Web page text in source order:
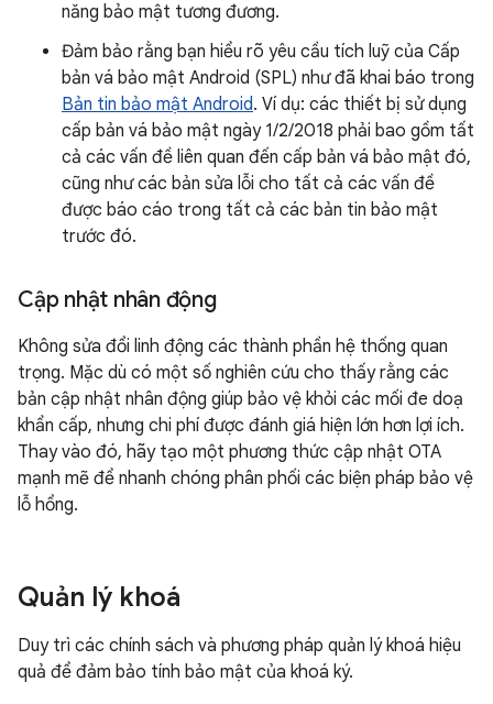
năng bảo mật tương đương.
Đảm bảo rằng bạn hiểu rõ yêu cầu tích luỹ của Cấp
bản vá bảo mật Android (SPL) như đã khai báo trong
Bản tin bảo mật Android. Ví dụ: các thiết bị sử dụng
cấp bản vá bảo mật ngày 1/2/2018 phải bao gồm tất
cả các vấn đề liên quan đến cấp bản vá bảo mật đó,
cũng như các bản sửa lỗi cho tất cả các vấn đề
được báo cáo trong tất cả các bản tin bảo mật
trước đó.
Cập nhật nhân động
Không sửa đổi linh động các thành phần hệ thống quan
trọng. Mặc dù có một số nghiên cứu cho thấy rằng các
bản cập nhật nhân động giúp bảo vệ khỏi các mối đe doạ
khẩn cấp, nhưng chi phí được đánh giá hiện lớn hơn lợi ích.
Thay vào đó, hãy tạo một phương thức cập nhật OTA
mạnh mẽ để nhanh chóng phân phối các biện pháp bảo vệ
lỗ hổng.
Quản lý khoá
Duy trì các chính sách và phương pháp quản lý khoá hiệu
quả để đảm bảo tính bảo mật của khoá ký.